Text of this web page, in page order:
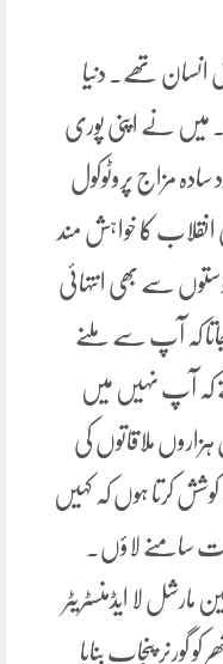
تھے۔ دنیا
میں نے اپنی پوری
سادہ مزاج پروٹوکول
کا خواہش مند
سے بھی انتہائی
کہ آپ سے ملنے
کہ آپ نہیں میں
ملاقاتوں کی
کوشش کرتا ہوں کہ کہیں
سامنے لاؤں۔
مارشل لا ایڈمنسٹریٹر
گورنر پنجاب بنایا